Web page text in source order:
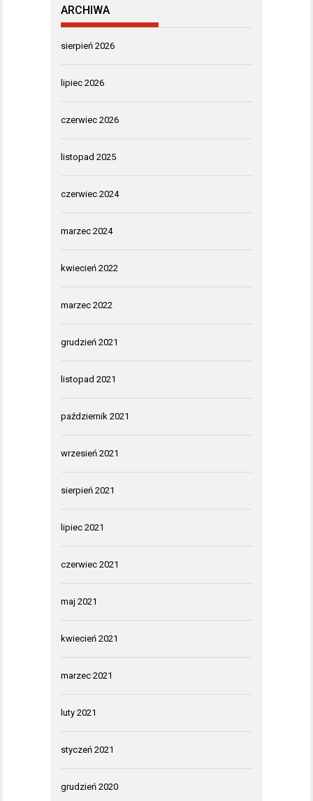
ARCHIWA
sierpień 2026
lipiec 2026
czerwiec 2026
listopad 2025
czerwiec 2024
marzec 2024
kwiecień 2022
marzec 2022
grudzień 2021
listopad 2021
październik 2021
wrzesień 2021
sierpień 2021
lipiec 2021
czerwiec 2021
maj 2021
kwiecień 2021
marzec 2021
luty 2021
styczeń 2021
grudzień 2020